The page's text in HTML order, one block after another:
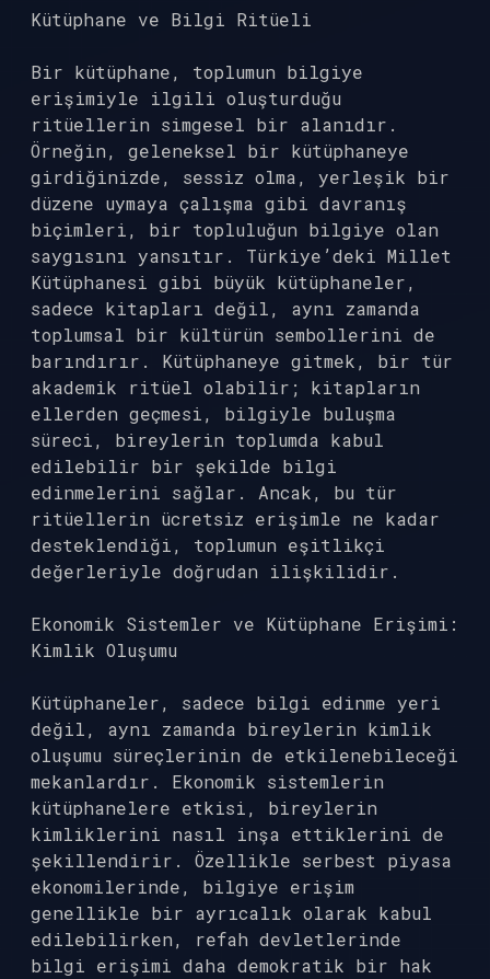
Kütüphane ve Bilgi Ritüeli
Bir kütüphane, toplumun bilgiye
erişimiyle ilgili oluşturduğu
ritüellerin simgesel bir alanıdır.
Örneğin, geleneksel bir kütüphaneye
girdiğinizde, sessiz olma, yerleşik bir
düzene uymaya çalışma gibi davranış
biçimleri, bir topluluğun bilgiye olan
saygısını yansıtır. Türkiye’deki Millet
Kütüphanesi gibi büyük kütüphaneler,
sadece kitapları değil, aynı zamanda
toplumsal bir kültürün sembollerini de
barındırır. Kütüphaneye gitmek, bir tür
akademik ritüel olabilir; kitapların
ellerden geçmesi, bilgiyle buluşma
süreci, bireylerin toplumda kabul
edilebilir bir şekilde bilgi
edinmelerini sağlar. Ancak, bu tür
ritüellerin ücretsiz erişimle ne kadar
desteklendiği, toplumun eşitlikçi
değerleriyle doğrudan ilişkilidir.
Ekonomik Sistemler ve Kütüphane Erişimi:
Kimlik Oluşumu
Kütüphaneler, sadece bilgi edinme yeri
değil, aynı zamanda bireylerin kimlik
oluşumu süreçlerinin de etkilenebileceği
mekanlardır. Ekonomik sistemlerin
kütüphanelere etkisi, bireylerin
kimliklerini nasıl inşa ettiklerini de
şekillendirir. Özellikle serbest piyasa
ekonomilerinde, bilgiye erişim
genellikle bir ayrıcalık olarak kabul
edilebilirken, refah devletlerinde
bilgi erişimi daha demokratik bir hak